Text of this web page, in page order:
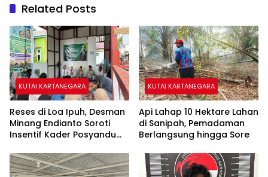
Related Posts
KUTAI KARTANEGARA
Reses di Loa Ipuh, Desman
Minang Endianto Soroti
Insentif Kader Posyandu
KUTAI KARTANEGARA
Api Lahap 10 Hektare Lahan
di Sanipah, Pemadaman
Berlangsung hingga Sore